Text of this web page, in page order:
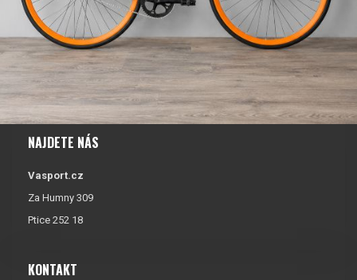
NAJDETE NÁS
Vasport.cz
Za Humny 309
Ptice 252 18
KONTAKT